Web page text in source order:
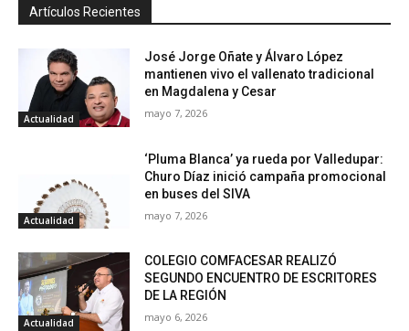
Artículos Recientes
Actualidad
José Jorge Oñate y Álvaro López
mantienen vivo el vallenato tradicional
en Magdalena y Cesar
mayo 7, 2026
Actualidad
‘Pluma Blanca’ ya rueda por Valledupar:
Churo Díaz inició campaña promocional
en buses del SIVA
mayo 7, 2026
Actualidad
COLEGIO COMFACESAR REALIZÓ
SEGUNDO ENCUENTRO DE ESCRITORES
DE LA REGIÓN
mayo 6, 2026